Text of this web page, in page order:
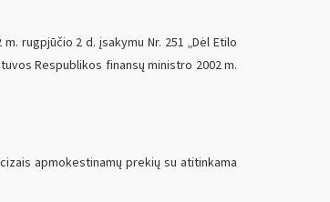
rugpjūčio 2 d. įsakymu Nr. 251 „Dėl Etilo
Respublikos finansų ministro 2002 m.
apmokestinamų prekių su atitinkama